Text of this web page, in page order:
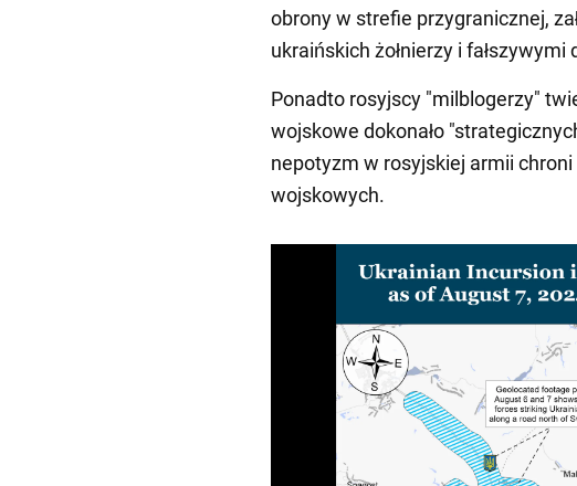
obrony w strefie przygranicznej,
ukraińskich żołnierzy i
Ponadto rosyjscy "milblogerzy"
wojskowe dokonało
nepotyzm w rosyjskiej armii
wojskowych.